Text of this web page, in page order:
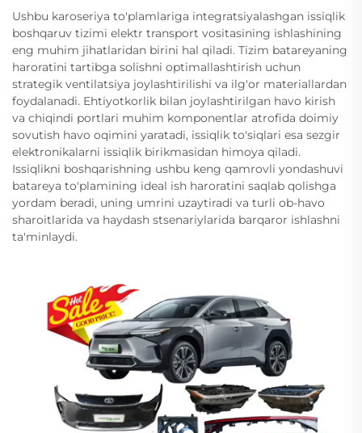
Ushbu karoseriya to'plamlariga integratsiyalashgan issiqlik
boshqaruv tizimi elektr transport vositasining ishlashining
eng muhim jihatlaridan birini hal qiladi. Tizim batareyaning
haroratini tartibga solishni optimallashtirish uchun
strategik ventilatsiya joylashtirilishi va ilg'or materiallardan
foydalanadi. Ehtiyotkorlik bilan joylashtirilgan havo kirish
va chiqindi portlari muhim komponentlar atrofida doimiy
sovutish havo oqimini yaratadi, issiqlik to'siqlari esa sezgir
elektronikalarni issiqlik birikmasidan himoya qiladi.
Issiqlikni boshqarishning ushbu keng qamrovli yondashuvi
batareya to'plamining ideal ish haroratini saqlab qolishga
yordam beradi, uning umrini uzaytiradi va turli ob-havo
sharoitlarida va haydash stsenariylarida barqaror ishlashni
ta'minlaydi.